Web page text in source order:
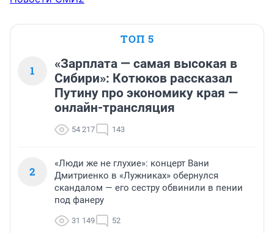
ТОП 5
1
«Зарплата — самая высокая в
Сибири»: Котюков рассказал
Путину про экономику края —
онлайн-трансляция
54 217 143
2
«Люди же не глухие»: концерт Вани
Дмитриенко в «Лужниках» обернулся
скандалом — его сестру обвинили в пении
под фанеру
31 149 52